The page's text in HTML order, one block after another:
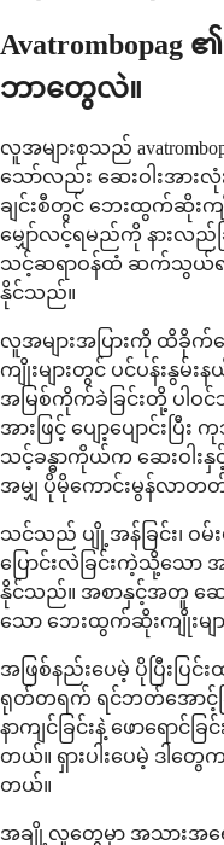
ဘာတွေလဲ။
လူအများစုသည်
သော်လည်း ဆေးဝါးအား
ချင်းစီတွင် ဘေးထွက်ဆိုးက
မျှော်လင့်ရမည်ကို နားလည်ခ
သင့်ဆရာဝန်ထံ ဆက်သွယ်ရ
နိုင်သည်။
လူအများအပြားကို ထိခိုက်
ကျိုးများတွင် ပင်ပန်းနွမ်း
အမြစ်ကိုက်ခဲခြင်းတို့ ပါဝ
အားဖြင့် ပျော့ပျောင်
သင့်ခန္ဓာကိုယ်က ဆေးဝါ
အမျှ ပိုမိုကောင်းမွန်လာ
သင်သည် ပျို့အန်ခြင်း၊ ဝမ်
ပြောင်းလဲခြင်းကဲ့သို့သော
နိုင်သည်။ အစာနှင့်အတူ ဆ
သော ဘေးထွက်ဆိုးကျိုးမျ
အဖြစ်နည်းပေမဲ့ ပိုပြီးပ
ရုတ်တရက် ရင်ဘတ်အောင့်ခြ
နာကျင်ခြင်းနဲ့ ဖောရောင်
တယ်။ ရှားပါးပေမဲ့ ဒါတွ
တယ်။
အချို့လူတွေမှာ အသားအရေ